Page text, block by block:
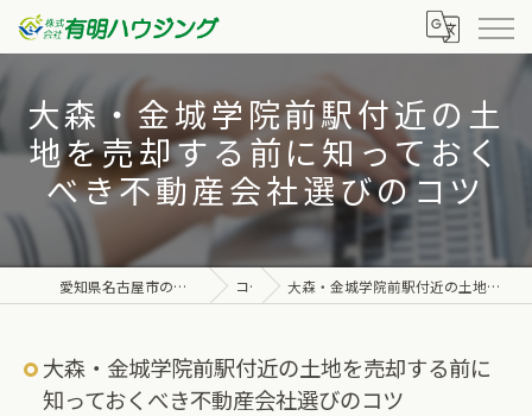
大森・金城学院前駅付近の土
地を売却する前に知っておく
べき不動産会社選びのコツ
愛知県名古屋市の不動産なら株式会社有明ハウジング コラム 大森・金城学院前駅付近の土地を売却する前に知っておくべき不動産会社選びのコツ
大森・金城学院前駅付近の土地を売却する前に
知っておくべき不動産会社選びのコツ